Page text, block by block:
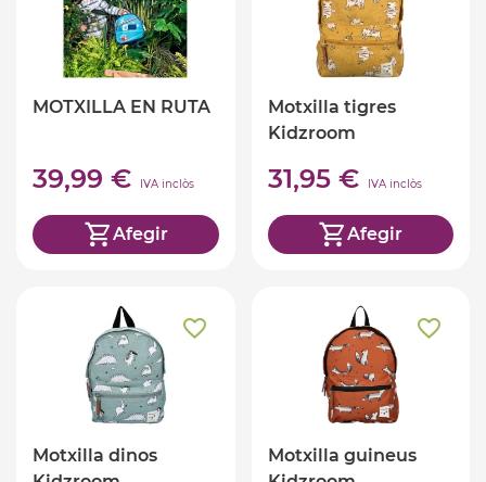
MOTXILLA EN RUTA
39,99 € IVA inclòs
Afegir
Motxilla tigres
Kidzroom
31,95 € IVA inclòs
Afegir
Motxilla dinos
Motxilla guineus